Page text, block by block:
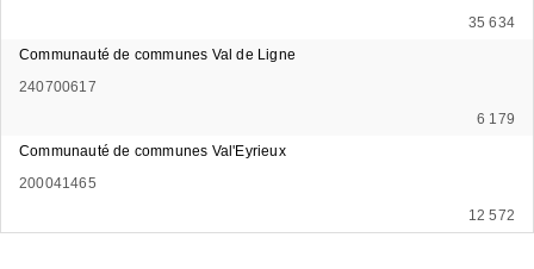
35 634
Communauté de communes Val de Ligne
240700617
6 179
Communauté de communes Val'Eyrieux
200041465
12 572